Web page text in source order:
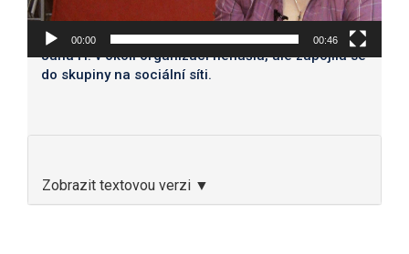
00:00 00:46
Jana H. v okolí organizaci nenašla, ale zapojila se
do skupiny na sociální síti.
Zobrazit textovou verzi ▼